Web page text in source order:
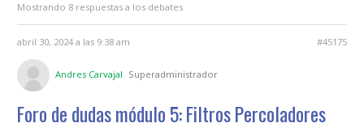
Mostrando 8 respuestas a los debates
abril 30, 2024 a las 9:38 am #45175
Andres Carvajal Superadministrador
Foro de dudas módulo 5: Filtros Percoladores